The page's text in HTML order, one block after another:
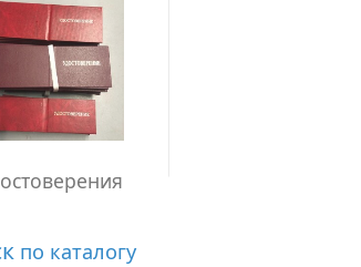
по каталогу